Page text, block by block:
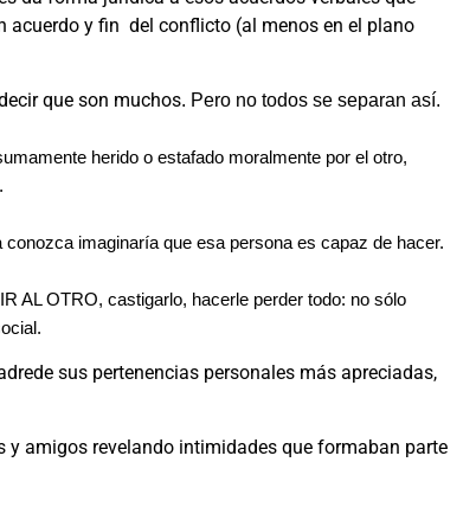
acuerdo y fin del conflicto (al menos en el plano
que son muchos. Pero no todos se separan así.
herido o estafado moralmente por el otro,
imaginaría que esa persona es capaz de hacer.
AL OTRO, castigarlo, hacerle perder todo: no sólo
.
sus pertenencias personales más apreciadas,
amigos revelando intimidades que formaban parte